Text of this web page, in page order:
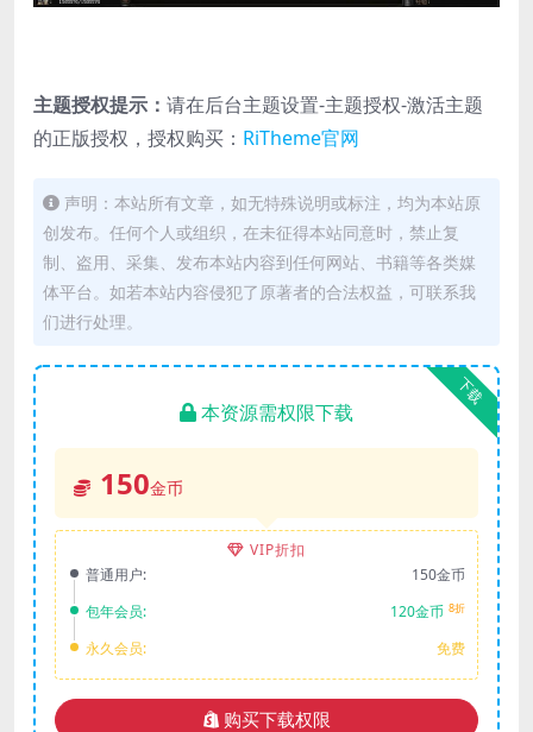
主题授权提示： 请在后台主题设置-主题授权-激活主题
的正版授权，授权购买： RiTheme官网
声明：本站所有文章，如无特殊说明或标注，均为本站原
创发布。任何个人或组织，在未征得本站同意时，禁止复
制、盗用、采集、发布本站内容到任何网站、书籍等各类媒
体平台。如若本站内容侵犯了原著者的合法权益，可联系我
们进行处理。
下载
本资源需权限下载
150金币
VIP折扣
普通用户:
150金币
包年会员:
120金币 8折
永久会员: 免费
购买下载权限